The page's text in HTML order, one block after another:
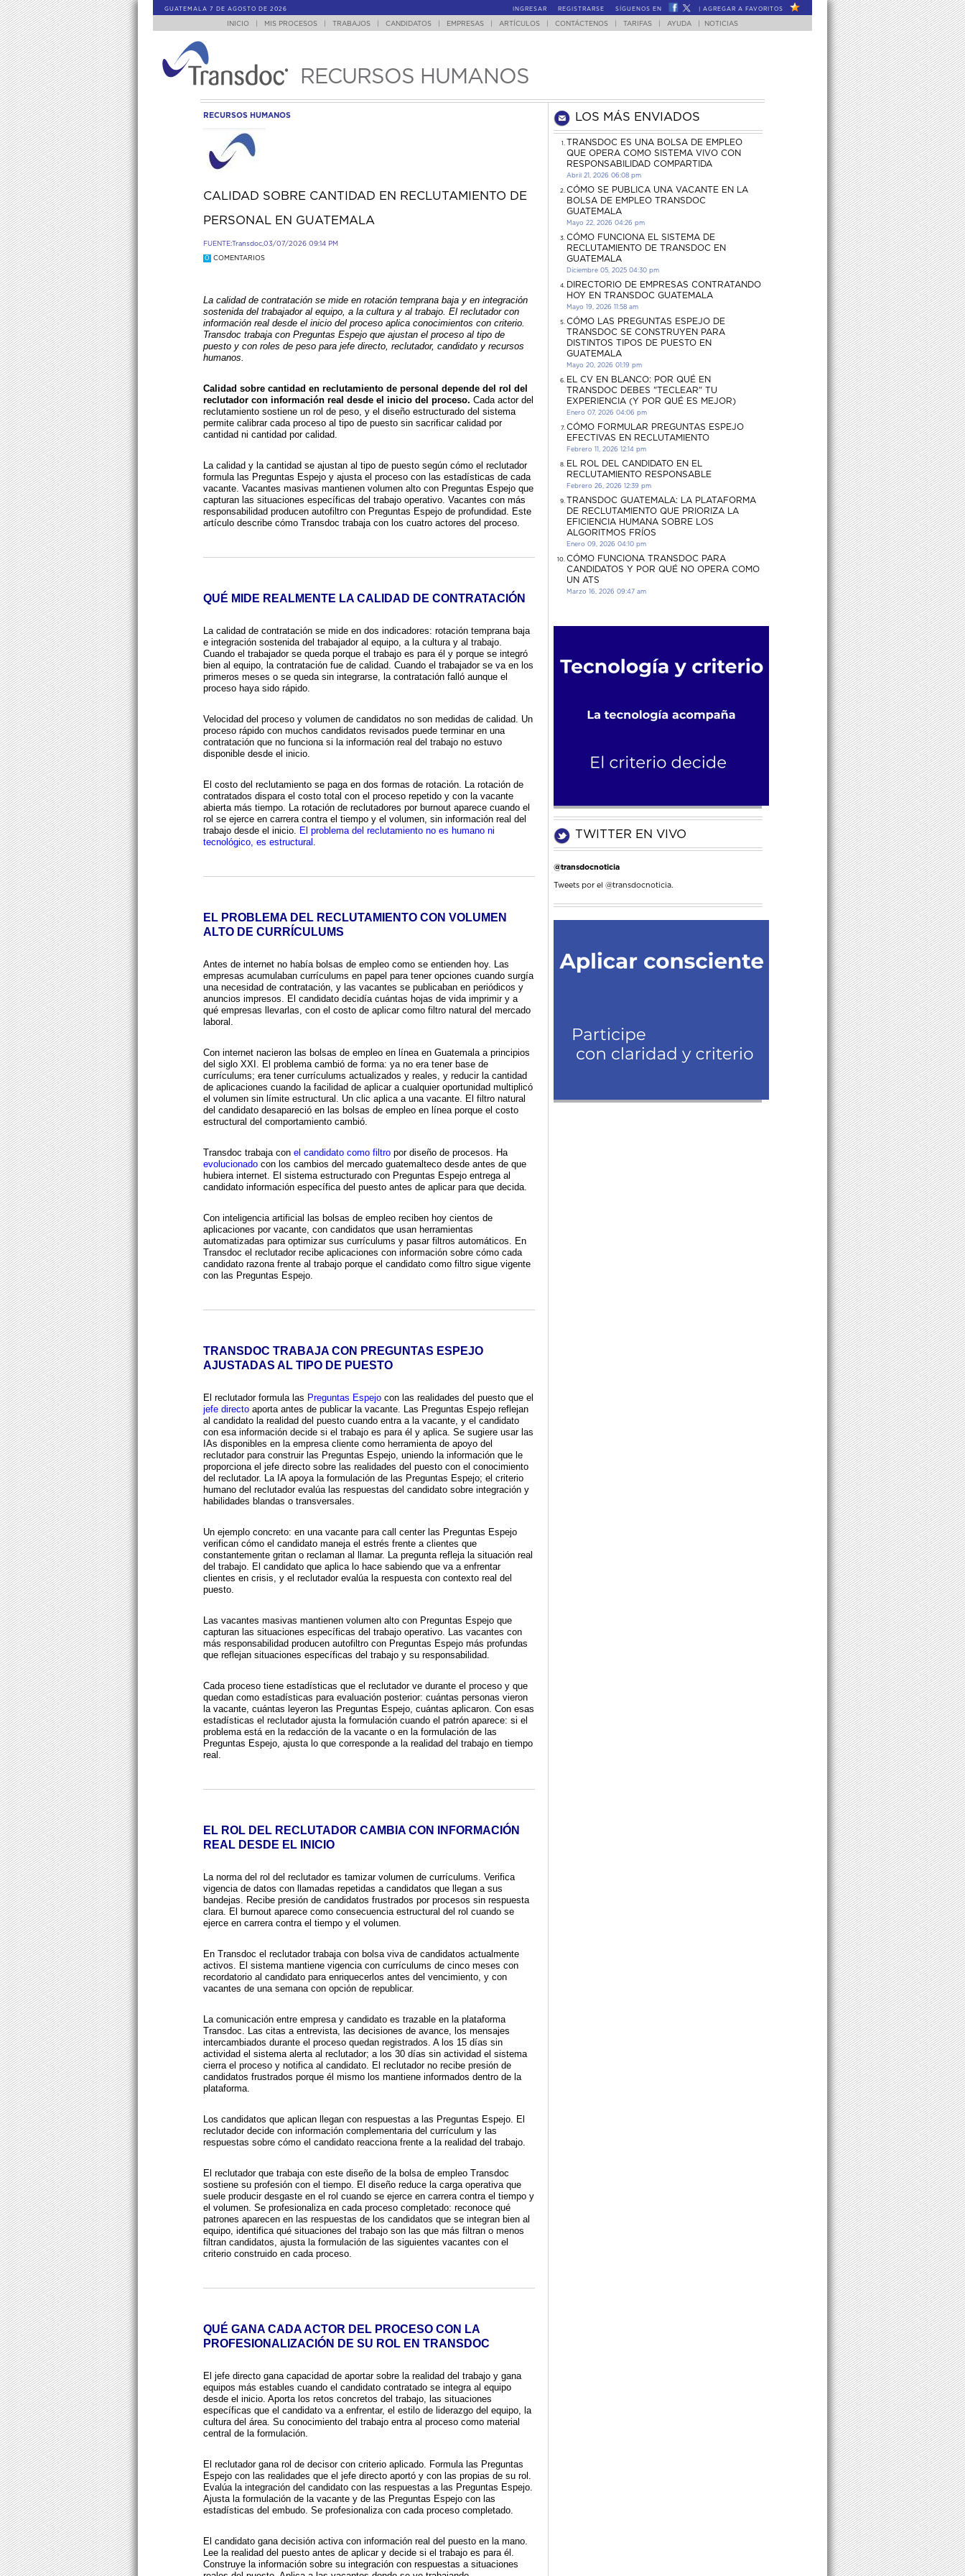
GUATEMALA 7 DE AGOSTO DE 2026 INGRESAR REGISTRARSE SÍGUENOS EN AGREGAR A FAVORITOS
INICIO MIS PROCESOS TRABAJOS CANDIDATOS EMPRESAS ARTÍCULOS CONTÁCTENOS TARIFAS AYUDA NOTICIAS
RECURSOS HUMANOS
RECURSOS HUMANOS
CALIDAD SOBRE CANTIDAD EN RECLUTAMIENTO DE
PERSONAL EN GUATEMALA
FUENTE: Transdoc,03/07/2026 09:14 PM
0 COMENTARIOS
La calidad de contratación se mide en rotación temprana baja y en integración
sostenida del trabajador al equipo, a la cultura y al trabajo. El reclutador con
información real desde el inicio del proceso aplica conocimientos con criterio.
Transdoc trabaja con Preguntas Espejo que ajustan el proceso al tipo de
puesto y con roles de peso para jefe directo, reclutador, candidato y recursos
humanos.
Calidad sobre cantidad en reclutamiento de personal depende del rol del
reclutador con información real desde el inicio del proceso. Cada actor del
reclutamiento sostiene un rol de peso, y el diseño estructurado del sistema
permite calibrar cada proceso al tipo de puesto sin sacrificar calidad por
cantidad ni cantidad por calidad.
La calidad y la cantidad se ajustan al tipo de puesto según cómo el reclutador
formula las Preguntas Espejo y ajusta el proceso con las estadísticas de cada
vacante. Vacantes masivas mantienen volumen alto con Preguntas Espejo que
capturan las situaciones específicas del trabajo operativo. Vacantes con más
responsabilidad producen autofiltro con Preguntas Espejo de profundidad. Este
artículo describe cómo Transdoc trabaja con los cuatro actores del proceso.
QUÉ MIDE REALMENTE LA CALIDAD DE CONTRATACIÓN
La calidad de contratación se mide en dos indicadores: rotación temprana baja
e integración sostenida del trabajador al equipo, a la cultura y al trabajo.
Cuando el trabajador se queda porque el trabajo es para él y porque se integró
bien al equipo, la contratación fue de calidad. Cuando el trabajador se va en los
primeros meses o se queda sin integrarse, la contratación falló aunque el
proceso haya sido rápido.
Velocidad del proceso y volumen de candidatos no son medidas de calidad. Un
proceso rápido con muchos candidatos revisados puede terminar en una
contratación que no funciona si la información real del trabajo no estuvo
disponible desde el inicio.
El costo del reclutamiento se paga en dos formas de rotación. La rotación de
contratados dispara el costo total con el proceso repetido y con la vacante
abierta más tiempo. La rotación de reclutadores por burnout aparece cuando el
rol se ejerce en carrera contra el tiempo y el volumen, sin información real del
trabajo desde el inicio. El problema del reclutamiento no es humano ni
tecnológico, es estructural .
EL PROBLEMA DEL RECLUTAMIENTO CON VOLUMEN
ALTO DE CURRÍCULUMS
Antes de internet no había bolsas de empleo como se entienden hoy. Las
empresas acumulaban currículums en papel para tener opciones cuando surgía
una necesidad de contratación, y las vacantes se publicaban en periódicos y
anuncios impresos. El candidato decidía cuántas hojas de vida imprimir y a
qué empresas llevarlas, con el costo de aplicar como filtro natural del mercado
laboral.
Con internet nacieron las bolsas de empleo en línea en Guatemala a principios
del siglo XXI. El problema cambió de forma: ya no era tener base de
currículums; era tener currículums actualizados y reales, y reducir la cantidad
de aplicaciones cuando la facilidad de aplicar a cualquier oportunidad multiplicó
el volumen sin límite estructural. Un clic aplica a una vacante. El filtro natural
del candidato desapareció en las bolsas de empleo en línea porque el costo
estructural del comportamiento cambió.
Transdoc trabaja con el candidato como filtro por diseño de procesos. Ha
evolucionado con los cambios del mercado guatemalteco desde antes de que
hubiera internet. El sistema estructurado con Preguntas Espejo entrega al
candidato información específica del puesto antes de aplicar para que decida.
Con inteligencia artificial las bolsas de empleo reciben hoy cientos de
aplicaciones por vacante, con candidatos que usan herramientas
automatizadas para optimizar sus currículums y pasar filtros automáticos. En
Transdoc el reclutador recibe aplicaciones con información sobre cómo cada
candidato razona frente al trabajo porque el candidato como filtro sigue vigente
con las Preguntas Espejo.
TRANSDOC TRABAJA CON PREGUNTAS ESPEJO
AJUSTADAS AL TIPO DE PUESTO
El reclutador formula las Preguntas Espejo con las realidades del puesto que el
jefe directo aporta antes de publicar la vacante. Las Preguntas Espejo reflejan
al candidato la realidad del puesto cuando entra a la vacante, y el candidato
con esa información decide si el trabajo es para él y aplica. Se sugiere usar las
IAs disponibles en la empresa cliente como herramienta de apoyo del
reclutador para construir las Preguntas Espejo, uniendo la información que le
proporciona el jefe directo sobre las realidades del puesto con el conocimiento
del reclutador. La IA apoya la formulación de las Preguntas Espejo; el criterio
humano del reclutador evalúa las respuestas del candidato sobre integración y
habilidades blandas o transversales.
Un ejemplo concreto: en una vacante para call center las Preguntas Espejo
verifican cómo el candidato maneja el estrés frente a clientes que
constantemente gritan o reclaman al llamar. La pregunta refleja la situación real
del trabajo. El candidato que aplica lo hace sabiendo que va a enfrentar
clientes en crisis, y el reclutador evalúa la respuesta con contexto real del
puesto.
Las vacantes masivas mantienen volumen alto con Preguntas Espejo que
capturan las situaciones específicas del trabajo operativo. Las vacantes con
más responsabilidad producen autofiltro con Preguntas Espejo más profundas
que reflejan situaciones específicas del trabajo y su responsabilidad.
Cada proceso tiene estadísticas que el reclutador ve durante el proceso y que
quedan como estadísticas para evaluación posterior: cuántas personas vieron
la vacante, cuántas leyeron las Preguntas Espejo, cuántas aplicaron. Con esas
estadísticas el reclutador ajusta la formulación cuando el patrón aparece: si el
problema está en la redacción de la vacante o en la formulación de las
Preguntas Espejo, ajusta lo que corresponde a la realidad del trabajo en tiempo
real.
EL ROL DEL RECLUTADOR CAMBIA CON INFORMACIÓN
REAL DESDE EL INICIO
La norma del rol del reclutador es tamizar volumen de currículums. Verifica
vigencia de datos con llamadas repetidas a candidatos que llegan a sus
bandejas. Recibe presión de candidatos frustrados por procesos sin respuesta
clara. El burnout aparece como consecuencia estructural del rol cuando se
ejerce en carrera contra el tiempo y el volumen.
En Transdoc el reclutador trabaja con bolsa viva de candidatos actualmente
activos. El sistema mantiene vigencia con currículums de cinco meses con
recordatorio al candidato para enriquecerlos antes del vencimiento, y con
vacantes de una semana con opción de republicar.
La comunicación entre empresa y candidato es trazable en la plataforma
Transdoc. Las citas a entrevista, las decisiones de avance, los mensajes
intercambiados durante el proceso quedan registrados. A los 15 días sin
actividad el sistema alerta al reclutador; a los 30 días sin actividad el sistema
cierra el proceso y notifica al candidato. El reclutador no recibe presión de
candidatos frustrados porque él mismo los mantiene informados dentro de la
plataforma.
Los candidatos que aplican llegan con respuestas a las Preguntas Espejo. El
reclutador decide con información complementaria del currículum y las
respuestas sobre cómo el candidato reacciona frente a la realidad del trabajo.
El reclutador que trabaja con este diseño de la bolsa de empleo Transdoc
sostiene su profesión con el tiempo. El diseño reduce la carga operativa que
suele producir desgaste en el rol cuando se ejerce en carrera contra el tiempo y
el volumen. Se profesionaliza en cada proceso completado: reconoce qué
patrones aparecen en las respuestas de los candidatos que se integran bien al
equipo, identifica qué situaciones del trabajo son las que más filtran o menos
filtran candidatos, ajusta la formulación de las siguientes vacantes con el
criterio construido en cada proceso.
QUÉ GANA CADA ACTOR DEL PROCESO CON LA
PROFESIONALIZACIÓN DE SU ROL EN TRANSDOC
El jefe directo gana capacidad de aportar sobre la realidad del trabajo y gana
equipos más estables cuando el candidato contratado se integra al equipo
desde el inicio. Aporta los retos concretos del trabajo, las situaciones
específicas que el candidato va a enfrentar, el estilo de liderazgo del equipo, la
cultura del área. Su conocimiento del trabajo entra al proceso como material
central de la formulación.
El reclutador gana rol de decisor con criterio aplicado. Formula las Preguntas
Espejo con las realidades que el jefe directo aportó y con las propias de su rol.
Evalúa la integración del candidato con las respuestas a las Preguntas Espejo.
Ajusta la formulación de la vacante y de las Preguntas Espejo con las
estadísticas del embudo. Se profesionaliza con cada proceso completado.
El candidato gana decisión activa con información real del puesto en la mano.
Lee la realidad del puesto antes de aplicar y decide si el trabajo es para él.
Construye la información sobre su integración con respuestas a situaciones
LOS MÁS ENVIADOS
TRANSDOC ES UNA BOLSA DE EMPLEO
QUE OPERA COMO SISTEMA VIVO CON
RESPONSABILIDAD COMPARTIDA
Abril 21, 2026 06:08 pm
CÓMO SE PUBLICA UNA VACANTE EN LA
BOLSA DE EMPLEO TRANSDOC
GUATEMALA
Mayo 22, 2026 04:26 pm
CÓMO FUNCIONA EL SISTEMA DE
RECLUTAMIENTO DE TRANSDOC EN
GUATEMALA
Diciembre 05, 2025 04:30 pm
DIRECTORIO DE EMPRESAS CONTRATANDO
HOY EN TRANSDOC GUATEMALA
Mayo 19, 2026 11:58 am
CÓMO LAS PREGUNTAS ESPEJO DE
TRANSDOC SE CONSTRUYEN PARA
DISTINTOS TIPOS DE PUESTO EN
GUATEMALA
Mayo 20, 2026 01:19 pm
EL CV EN BLANCO: POR QUÉ EN
TRANSDOC DEBES "TECLEAR" TU
EXPERIENCIA (Y POR QUÉ ES MEJOR)
Enero 07, 2026 04:06 pm
CÓMO FORMULAR PREGUNTAS ESPEJO
EFECTIVAS EN RECLUTAMIENTO
Febrero 11, 2026 12:14 pm
EL ROL DEL CANDIDATO EN EL
RECLUTAMIENTO RESPONSABLE
Febrero 26, 2026 12:39 pm
TRANSDOC GUATEMALA: LA PLATAFORMA
DE RECLUTAMIENTO QUE PRIORIZA LA
EFICIENCIA HUMANA SOBRE LOS
ALGORITMOS FRÍOS
Enero 09, 2026 04:10 pm
CÓMO FUNCIONA TRANSDOC PARA
CANDIDATOS Y POR QUÉ NO OPERA COMO
UN ATS
Marzo 16, 2026 09:47 am
TWITTER EN VIVO
@transdocnoticia
Tweets por el @transdocnoticia.